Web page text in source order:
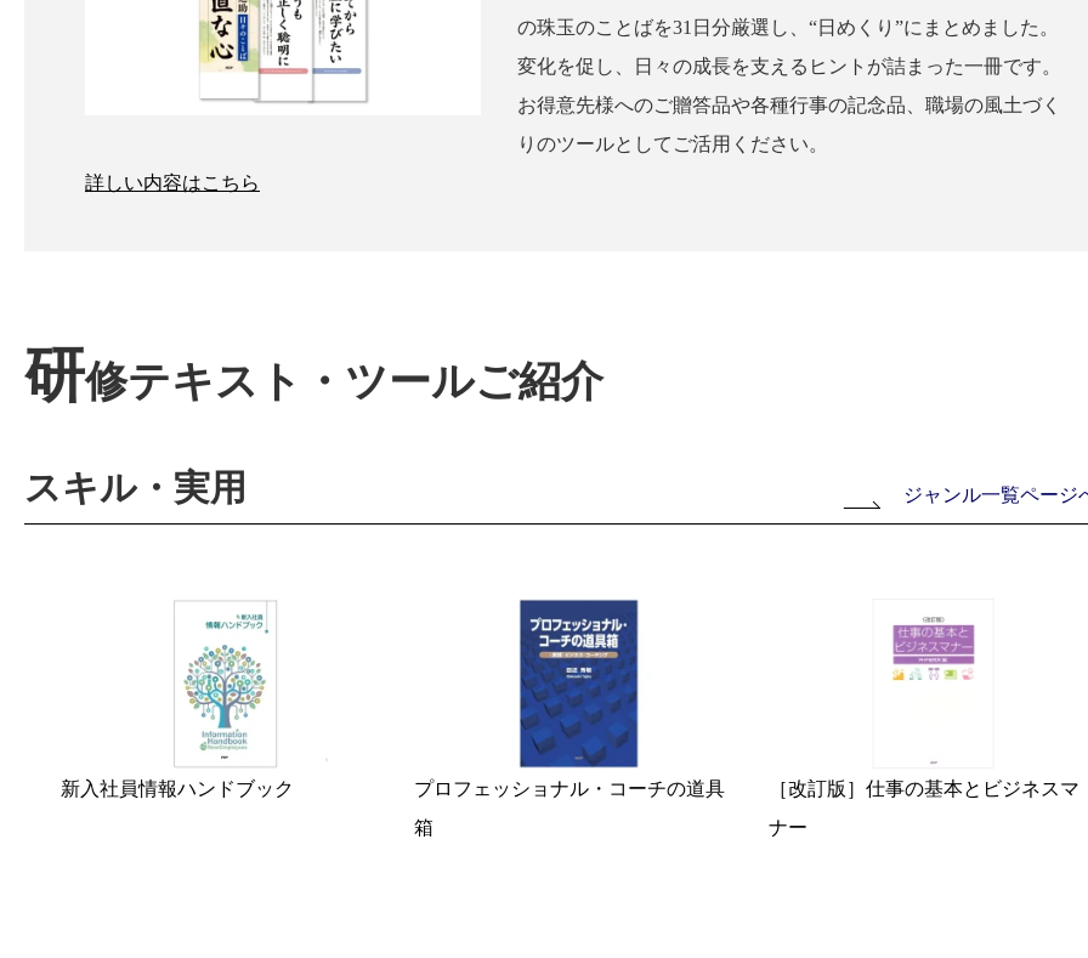
の珠玉のことばを31日分厳選し、“日めくり”にまとめました。
変化を促し、日々の成長を支えるヒントが詰まった一冊です。
お得意先様へのご贈答品や各種行事の記念品、職場の風土づく
りのツールとしてご活用ください。
詳しい内容はこちら
研修テキスト・ツールご紹介
スキル・実用 ジャンル一覧ページ
新入社員情報ハンドブック
プロフェッショナル・コーチの道具
箱
［改訂版］仕事の基本とビジネスマ
ナー